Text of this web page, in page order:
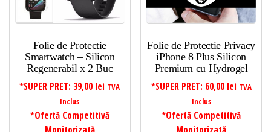
Folie de Protectie
Smartwatch – Silicon
Regenerabil x 2 Buc
*SUPER PRET: 39,00 lei TVA
Inclus
*Ofertă Competitivă
Folie de Protectie Privacy
iPhone 8 Plus Silicon
Premium cu Hydrogel
*SUPER PRET: 60,00 lei TVA
Inclus
*Ofertă Competitivă